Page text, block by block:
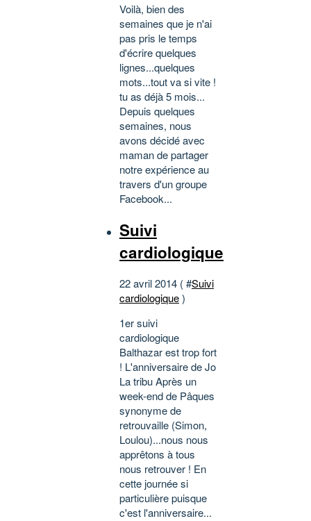
Voilà, bien des
semaines que je n'ai
pas pris le temps
d'écrire quelques
lignes...quelques
mots...tout va si vite !
tu as déjà 5 mois...
Depuis quelques
semaines, nous
avons décidé avec
maman de partager
notre expérience au
travers d'un groupe
Facebook...
Suivi
cardiologique
22 avril 2014 ( #Suivi
cardiologique)
1er suivi
cardiologique
Balthazar est trop fort
! L'anniversaire de Jo
La tribu Après un
week-end de Pâques
synonyme de
retrouvaille (Simon,
Loulou)...nous nous
apprêtons à tous
nous retrouver ! En
cette journée si
particulière puisque
c'est l'anniversaire...